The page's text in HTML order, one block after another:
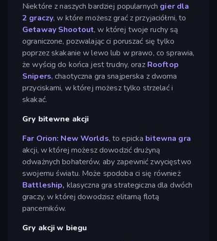
Niektóre z naszych bardziej popularnych gier dla
2 graczy, w które możesz grać z przyjaciółmi, to
Getaway Shootout, w której twoje ruchy są
ograniczone, pozwalając ci poruszać się tylko
poprzez skakanie w lewo lub w prawo, co sprawia,
że wyścig do końca jest trudny, oraz Rooftop
Snipers, chaotyczna gra snajperska z dwoma
przyciskami, w której możesz tylko strzelać i
skakać.
Gry bitewne akcji
Far Orion: New Worlds, to epicka bitewna gra
akcji, w której możesz dowodzić drużyną
odważnych bohaterów, aby zapewnić zwycięstwo
swojemu światu. Może spodoba ci się również
Battleship, klasyczna gra strategiczna dla dwóch
graczy, w której dowodzisz elitarną flotą
pancerników.
Gry akcji w biegu